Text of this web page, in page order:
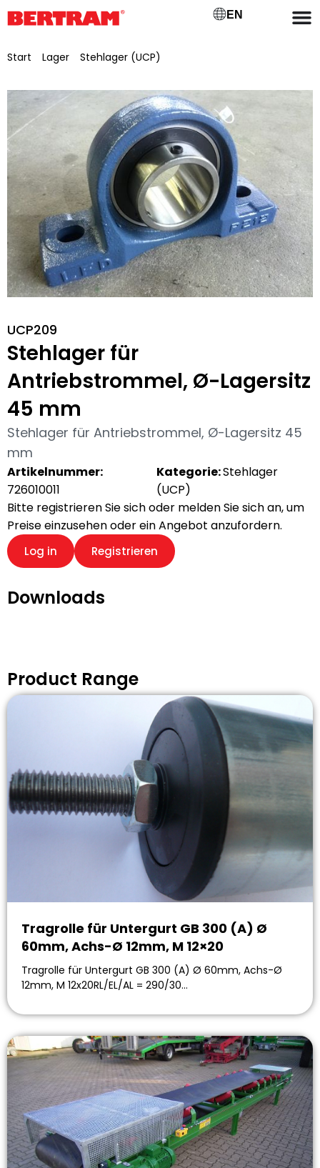
EN
Start Lager Stehlager (UCP)
UCP209
Stehlager für
Antriebstrommel, Ø-Lagersitz
45 mm
Stehlager für Antriebstrommel, Ø-Lagersitz 45
mm
Artikelnummer:
726010011
Kategorie:Stehlager
(UCP)
Bitte registrieren Sie sich oder melden Sie sich an, um
Preise einzusehen oder ein Angebot anzufordern.
Log in Registrieren
Downloads
Product Range
Tragrolle für Untergurt GB 300 (A) Ø
60mm, Achs-Ø 12mm, M 12×20
Tragrolle für Untergurt GB 300 (A) Ø 60mm, Achs-Ø
12mm, M 12x20RL/EL/AL = 290/30…